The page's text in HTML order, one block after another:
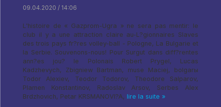
09.04.2020 / 14:06
L'histoire de « Gazprom-Ugra » ne sera pas mentir: le
club il y a une attraction claire au-L?gionnaires Slaves
des trois pays fr?res volley-ball - Pologne, La Bulgarie et
la Serbie. Souvenons-nous! Pour Surgut dans diff?rentes
ann?es jou? le Polonais Robert Prygel, Lucas
Kadzhevych, Zbigniew Bartman, muse Maciej, bolgarы
Todor Alexiev, Teodor Todorov, Theodore Salparov,
Plamen Konstantinov, Radoslav Arsov, Serbes Alex
Brdzhovich, Petar KRSMANOVI?A, lire la suite »